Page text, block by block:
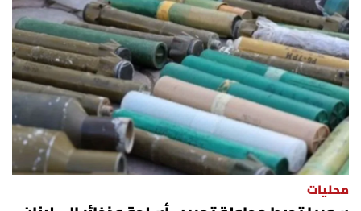
فيديو
من نحن
للتواصل معنا
شروط الاستخدام
شروط الإشتراك
محليات